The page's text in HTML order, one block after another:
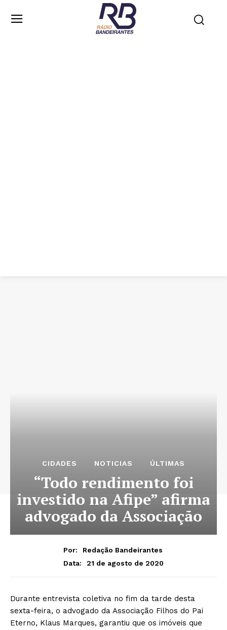
CIDADES NOTICIAS ÚLTIMAS
“Todo rendimento foi
investido na Afipe” afirma
advogado da Associação
Por:
Redação Bandeirantes
Data:
21 de agosto de 2020
Durante entrevista coletiva no fim da tarde desta
sexta-feira, o advogado da Associação Filhos do Pai
Eterno, Klaus Marques, garantiu que os imóveis que